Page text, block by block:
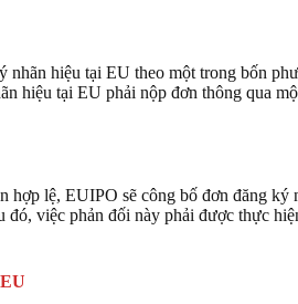
hiệu tại EU theo một trong bốn
hiệu tại EU phải nộp đơn thông qua
hợp lệ, EUIPO sẽ công bố đơn đăng ký
việc phản đối này phải được thực